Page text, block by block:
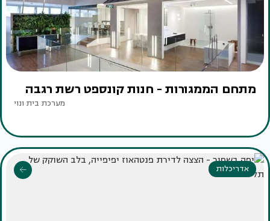
מתחם הממגורות - חנות קונספט רשת רגבה
מערכת בית ונוי
אדריכלות